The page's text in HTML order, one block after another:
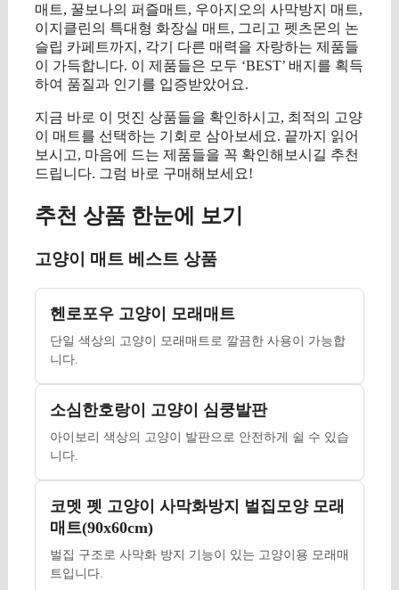
매트, 꿀보나의 퍼즐매트, 우아지오의 사막방지 매트,
이지클린의 특대형 화장실 매트, 그리고 펫츠몬의 논
슬립 카페트까지, 각기 다른 매력을 자랑하는 제품들
이 가득합니다. 이 제품들은 모두 ‘BEST’ 배지를 획득
하여 품질과 인기를 입증받았어요.
지금 바로 이 멋진 상품들을 확인하시고, 최적의 고양
이 매트를 선택하는 기회로 삼아보세요. 끝까지 읽어
보시고, 마음에 드는 제품들을 꼭 확인해보시길 추천
드립니다. 그럼 바로 구매해보세요!
추천 상품 한눈에 보기
고양이 매트 베스트 상품
헨로포우 고양이 모래매트
단일 색상의 고양이 모래매트로 깔끔한 사용이 가능합
니다.
소심한호랑이 고양이 심쿵발판
아이보리 색상의 고양이 발판으로 안전하게 쉴 수 있습
니다.
코멧 펫 고양이 사막화방지 벌집모양 모래
매트(90x60cm)
벌집 구조로 사막화 방지 기능이 있는 고양이용 모래매
트입니다.